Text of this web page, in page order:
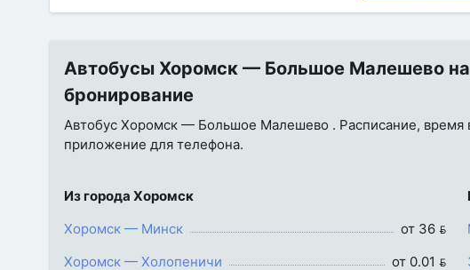
Автобусы Хоромск — Большое Малешево на
бронирование
Автобус Хоромск — Большое Малешево . Расписание, время
приложение для телефона.
Из города Хоромск
Хоромск — Минск
от 36 
Хоромск — Холопеничи
от 0.01 